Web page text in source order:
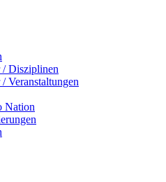
Disziplinen
Veranstaltungen
Nation